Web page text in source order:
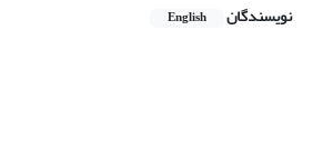
نویسندگان English